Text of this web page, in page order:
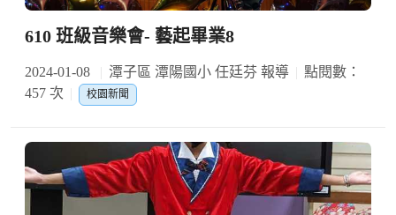
610 班級音樂會- 藝起畢業8
2024-01-08 潭子區 潭陽國小 任廷芬 報導
點閱數：
457 次
校園新聞